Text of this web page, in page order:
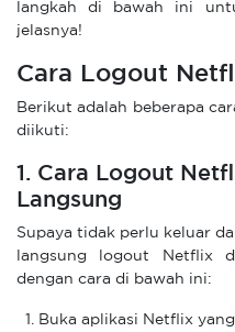
langkah di bawah ini
jelasnya!
Cara Logout
Berikut adalah beberapa
diikuti:
1. Cara Logout
Langsung
Supaya tidak perlu keluar
langsung logout Netflix
dengan cara di bawah ini:
Buka aplikasi Netflix